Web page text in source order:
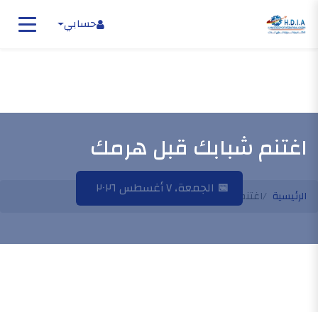
حسابي
اغتنم شبابك قبل هرمك
📅 الجمعة، ٧ أغسطس ٢٠٢٦ الرئيسية اغتنم شبابك قبل هرمك